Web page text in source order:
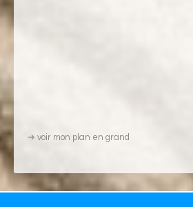
➜ voir mon plan en grand